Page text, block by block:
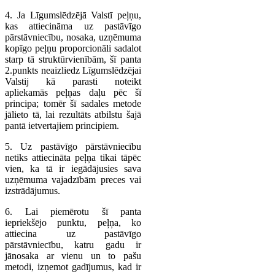
4. Ja Līgumslēdzējā Valstī peļņu,
kas attiecināma uz pastāvīgo
pārstāvniecību, nosaka, uzņēmuma
kopīgo peļņu proporcionāli sadalot
starp tā struktūrvienībām, šī panta
2.punkts neaizliedz Līgumslēdzējai
Valstij kā parasti noteikt
apliekamās peļņas daļu pēc šī
principa; tomēr šī sadales metode
jālieto tā, lai rezultāts atbilstu šajā
pantā ietvertajiem principiem.
5. Uz pastāvīgo pārstāvniecību
netiks attiecināta peļņa tikai tāpēc
vien, ka tā ir iegādājusies sava
uzņēmuma vajadzībām preces vai
izstrādājumus.
6. Lai piemērotu šī panta
iepriekšējo punktu, peļņa, ko
attiecina uz pastāvīgo
pārstāvniecību, katru gadu ir
jānosaka ar vienu un to pašu
metodi, izņemot gadījumus, kad ir